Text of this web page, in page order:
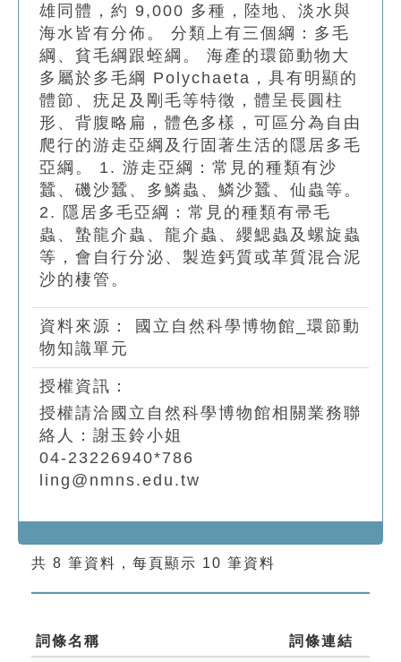
雄同體，約 9,000 多種，陸地、淡水與
海水皆有分佈。 分類上有三個綱：多毛
綱、貧毛綱跟蛭綱。 海產的環節動物大
多屬於多毛綱 Polychaeta，具有明顯的
體節、疣足及剛毛等特徵，體呈長圓柱
形、背腹略扁，體色多樣，可區分為自由
爬行的游走亞綱及行固著生活的隱居多毛
亞綱。 1. 游走亞綱：常見的種類有沙
蠶、磯沙蠶、多鱗蟲、鱗沙蠶、仙蟲等。
2. 隱居多毛亞綱：常見的種類有帚毛
蟲、蟄龍介蟲、龍介蟲、纓鰓蟲及螺旋蟲
等，會自行分泌、製造鈣質或革質混合泥
沙的棲管。
資料來源：
國立自然科學博物館_環節動
物知識單元
授權資訊：
授權請洽國立自然科學博物館相關業務聯
絡人：謝玉鈴小姐
04-23226940*786
ling@nmns.edu.tw
共 8 筆資料，每頁顯示 10 筆資料
詞條名稱 詞條連結